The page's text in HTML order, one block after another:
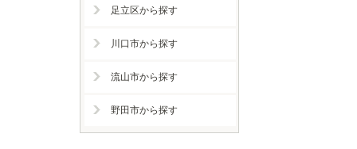
足立区から探す
川口市から探す
流山市から探す
野田市から探す